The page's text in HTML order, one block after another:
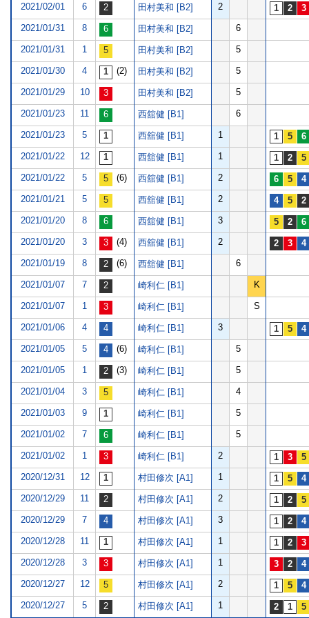
2021/02/01 6 田村美和 [B2] 2
2021/01/31 8 田村美和 [B2] 6
2021/01/31 1 田村美和 [B2] 5
2021/01/30 4 (2) 田村美和 [B2] 5
2021/01/29 10 田村美和 [B2] 5
2021/01/23 11 西舘健 [B1] 6
2021/01/23 5 西舘健 [B1] 1
2021/01/22 12 西舘健 [B1] 1
2021/01/22 5 (6) 西舘健 [B1] 2
2021/01/21 5 西舘健 [B1] 2
2021/01/20 8 西舘健 [B1] 3
2021/01/20 3 (4) 西舘健 [B1] 2
2021/01/19 8 (6) 西舘健 [B1] 6
2021/01/07 7 崎利仁 [B1] K
2021/01/07 1 崎利仁 [B1] S
2021/01/06 4 崎利仁 [B1] 3
2021/01/05 5 (6) 崎利仁 [B1] 5
2021/01/05 1 (3) 崎利仁 [B1] 5
2021/01/04 3 崎利仁 [B1] 4
2021/01/03 9 崎利仁 [B1] 5
2021/01/02 7 崎利仁 [B1] 5
2021/01/02 1 崎利仁 [B1] 2
2020/12/31 12 村田修次 [A1] 1
2020/12/29 11 村田修次 [A1] 2
2020/12/29 7 村田修次 [A1] 3
2020/12/28 11 村田修次 [A1] 1
2020/12/28 3 村田修次 [A1] 1
2020/12/27 12 村田修次 [A1] 2
2020/12/27 5 村田修次 [A1] 1